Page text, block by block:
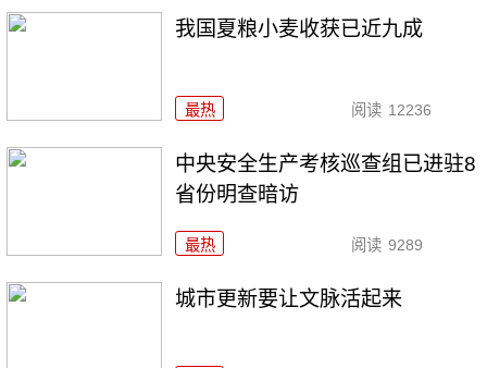
我国夏粮小麦收获已近九成
最热 阅读 12236
中央安全生产考核巡查组已进驻8
省份明查暗访
最热 阅读 9289
城市更新要让文脉活起来